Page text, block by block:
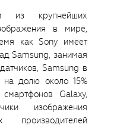
из крупнейших
в мире,
как Sony имеет
Samsung, занимая
Samsung в
на долю около 15%
Galaxy,
изображения